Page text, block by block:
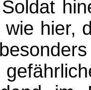
wie hier,